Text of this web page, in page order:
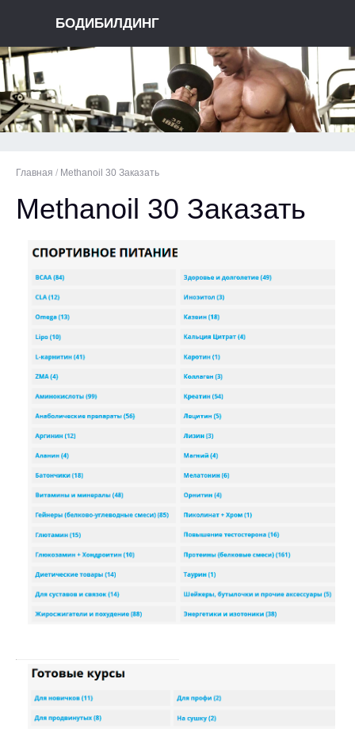
БОДИБИЛДИНГ
Главная / Methanoil 30 Заказать
Methanoil 30 Заказать